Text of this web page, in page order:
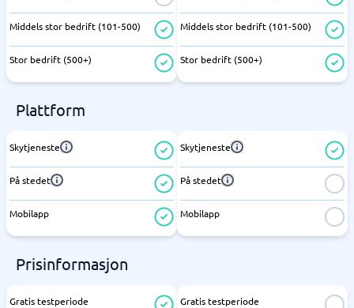
Middels stor bedrift (101-500)
Stor bedrift (500+)
Middels stor bedrift (101-500)
Stor bedrift (500+)
Plattform
Skytjeneste
På stedet
Mobilapp
Skytjeneste
På stedet
Mobilapp
Prisinformasjon
Gratis testperiode Gratis testperiode